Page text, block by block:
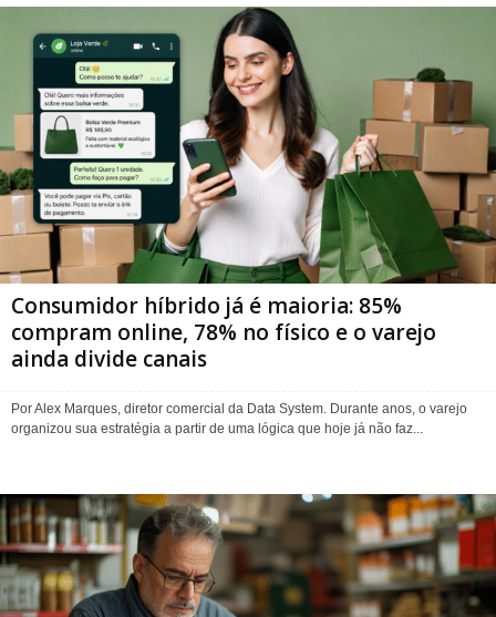
Consumidor híbrido já é maioria: 85%
compram online, 78% no físico e o varejo
ainda divide canais
Por Alex Marques, diretor comercial da Data System. Durante anos, o varejo
organizou sua estratégia a partir de uma lógica que hoje já não faz...